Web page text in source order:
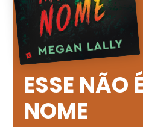
ESSE NÃO
NOME